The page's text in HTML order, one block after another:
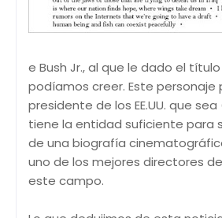
e Bush Jr., al que le dado el título
podíamos creer. Este personaje
presidente de los EE.UU. que
tiene la entidad suficiente para
de una biografía
uno de los mejores directores
este campo.